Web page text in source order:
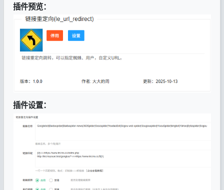
插件预览：
插件设置：